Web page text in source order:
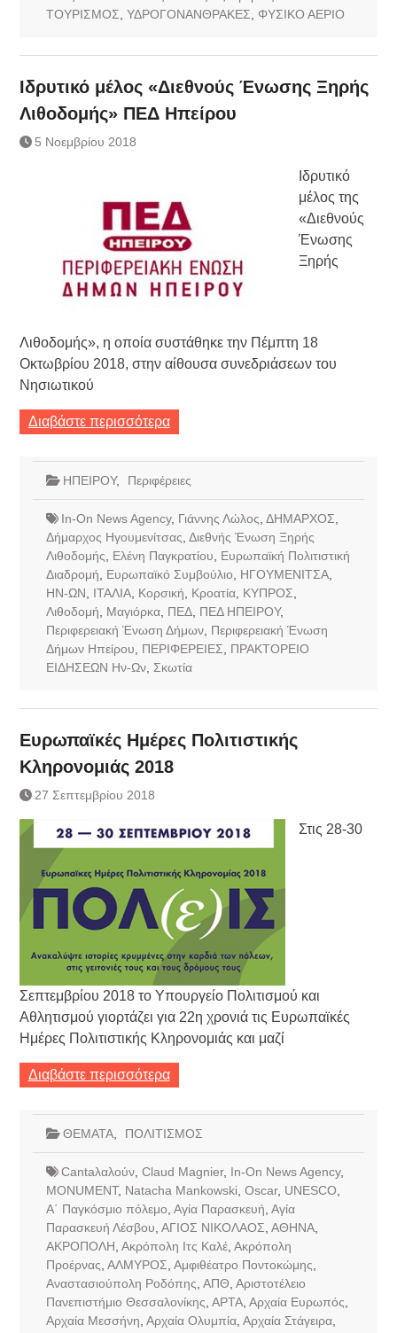
ΤΟΥΡΙΣΜΟΣ ΥΔΡΟΓΟΝΑΝΘΡΑΚΕΣ ΦΥΣΙΚΟ ΑΕΡΙΟ
Ιδρυτικό μέλος «Διεθνούς Ένωσης Ξηρής
Λιθοδομής» ΠΕΔ Ηπείρου
5 Νοεμβρίου 2018
Ιδρυτικό
μέλος της
«Διεθνούς
Ένωσης
Ξηρής
Λιθοδομής», η οποία συστάθηκε την Πέμπτη 18
Οκτωβρίου 2018, στην αίθουσα συνεδριάσεων του
Νησιωτικού
Διαβάστε περισσότερα
ΗΠΕΙΡΟΥ, Περιφέρειες
In-On News Agency, Γιάννης Λώλος ΔΗΜΑΡΧΟΣ
Δήμαρχος Ηγουμενίτσας Διεθνής Ένωση Ξηρής
Λιθοδομής
Ελένη Παγκρατίου
Ευρωπαϊκή Πολιτιστική
Διαδρομή
Ευρωπαϊκό Συμβούλιο ΗΓΟΥΜΕΝΙΤΣΑ,
ΗΝ-ΩΝ
ΙΤΑΛΙΑ, Κορσική Κροατία, ΚΥΠΡΟΣ
Λιθοδομή
Μαγιόρκα, ΠΕΔ, ΠΕΔ ΗΠΕΙΡΟΥ,
Περιφερειακή Ένωση Δήμων, Περιφερειακή Ένωση
Δήμων Ηπείρου
ΠΕΡΙΦΕΡΕΙΕΣ
ΠΡΑΚΤΟΡΕΙΟ
ΕΙΔΗΣΕΩΝ Ην-Ων, Σκωτία
Ευρωπαϊκές Ημέρες Πολιτιστικής
Κληρονομιάς 2018
27 Σεπτεμβρίου 2018
Στις 28-30
Σεπτεμβρίου 2018 το Υπουργείο Πολιτισμού και
Αθλητισμού γιορτάζει για 22η χρονιά τις Ευρωπαϊκές
Ημέρες Πολιτιστικής Κληρονομιάς και μαζί
Διαβάστε περισσότερα
ΘΕΜΑΤΑ, ΠΟΛΙΤΙΣΜΟΣ
Cantaλαλούν, Claud Magnier, In-On News Agency,
MONUMENT, Natacha Mankowski Oscar, UNESCO
Α΄ Παγκόσμιο πόλεμο Αγία Παρασκευή Αγία
Παρασκευή Λέσβου ΑΓΙΟΣ ΝΙΚΟΛΑΟΣ ΑΘΗΝΑ,
ΑΚΡΟΠΟΛΗ Ακρόπολη Ιτς Καλέ, Ακρόπολη
Προέρνας ΑΛΜΥΡΟΣ Αμφιθέατρο Ποντοκώμης
Αναστασιούπολη Ροδόπης ΑΠΘ Αριστοτέλειο
Πανεπιστήμιο Θεσσαλονίκης ΑΡΤΑ, Αρχαία Ευρωπός
Αρχαία Μεσσήνη Αρχαία Ολυμπία, Αρχαία Στάγειρα,